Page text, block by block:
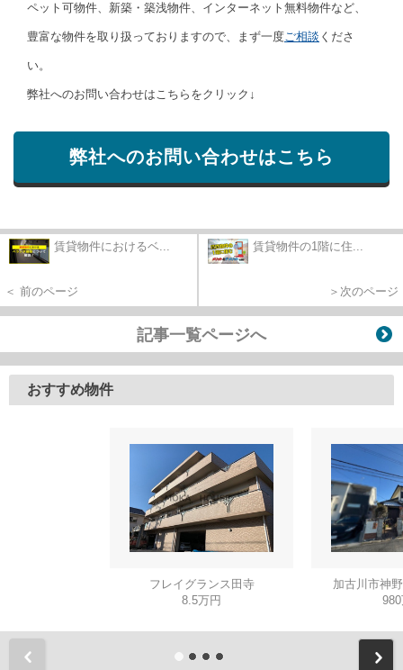
ペット可物件、新築・築浅物件、インターネット無料物件など、
豊富な物件を取り扱っておりますので、まず一度ご相談 くださ
い。
弊社へのお問い合わせはこちらをクリック↓
弊社へのお問い合わせはこちら
賃貸物件におけるベ...
＜ 前のページ
賃貸物件の1階に住...
＞次のページ
記事一覧ページへ
おすすめ物件
フレイグランス田寺
8.5万円
加古川市神